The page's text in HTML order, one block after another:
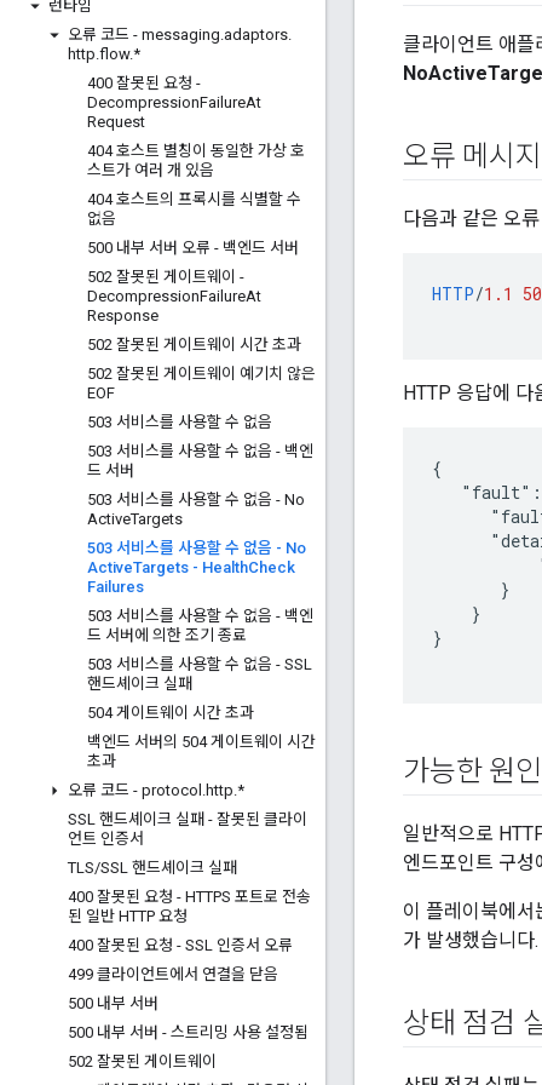
런타임
오류 코드 - messaging.adaptors.
http.flow.*
400 잘못된 요청 -
DecompressionFailureAt
Request
404 호스트 별칭이 동일한 가상 호
스트가 여러 개 있음
404 호스트의 프록시를 식별할 수
없음
500 내부 서버 오류 - 백엔드 서버
502 잘못된 게이트웨이 -
DecompressionFailureAt
Response
502 잘못된 게이트웨이 시간 초과
502 잘못된 게이트웨이 예기치 않은
EOF
503 서비스를 사용할 수 없음
503 서비스를 사용할 수 없음 - 백엔
드 서버
503 서비스를 사용할 수 없음 - No
ActiveTargets
503 서비스를 사용할 수 없음 - No
ActiveTargets - HealthCheck
Failures
503 서비스를 사용할 수 없음 - 백엔
드 서버에 의한 조기 종료
503 서비스를 사용할 수 없음 - SSL
핸드셰이크 실패
504 게이트웨이 시간 초과
백엔드 서버의 504 게이트웨이 시간
초과
오류 코드 - protocol .http.*
SSL 핸드셰이크 실패 - 잘못된 클라이
언트 인증서
TLS/SSL 핸드셰이크 실패
400 잘못된 요청 - HTTPS 포트로 전송
된 일반 HTTP 요청
400 잘못된 요청 - SSL 인증서 오류
499 클라이언트에서 연결을 닫음
500 내부 서버
500 내부 서버 - 스트리밍 사용 설정됨
502 잘못된 게이트웨이
클라이언트 애
오류 메시지
다음과 같은 오
HTTP/1.1
HTTP 응답에 다
{
       }
    }
}
가능한 원인
일반적으로
엔드포인트 구
이 플레이북에
가 발생했습니
상태 점검